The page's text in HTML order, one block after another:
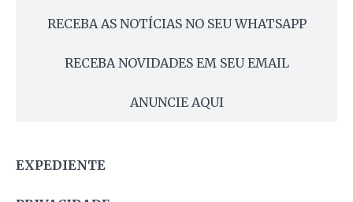
RECEBA AS NOTÍCIAS NO SEU WHATSAPP
RECEBA NOVIDADES EM SEU EMAIL
ANUNCIE AQUI
EXPEDIENTE